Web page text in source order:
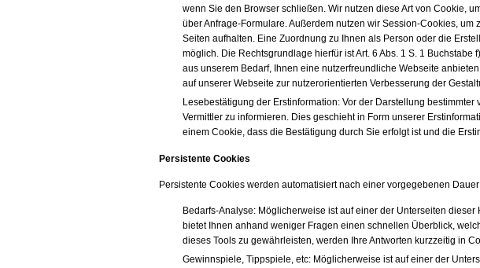
wenn Sie den Browser schließen. Wir nutzen diese Art von Cookie,
über Anfrage-Formulare. Außerdem nutzen wir Session-Cookies,
Seiten aufhalten. Eine Zuordnung zu Ihnen als Person oder die
möglich. Die Rechtsgrundlage hierfür ist Art. 6 Abs. 1 S. 1
aus unserem Bedarf, Ihnen eine nutzerfreundliche Webseite
auf unserer Webseite zur nutzerorientierten Verbesserung der
Lesebestätigung der Erstinformation: Vor der Darstellung
Vermittler zu informieren. Dies geschieht in Form unserer
einem Cookie, dass die Bestätigung durch Sie erfolgt ist und die
Persistente Cookies
Persistente Cookies werden automatisiert nach einer vorgegebenen
Bedarfs-Analyse: Möglicherweise ist auf einer der Unterseiten
bietet Ihnen anhand weniger Fragen einen schnellen Überblick,
dieses Tools zu gewährleisten, werden Ihre Antworten kurzzeitig in
Gewinnspiele, Tippspiele, etc: Möglicherweise ist auf einer der